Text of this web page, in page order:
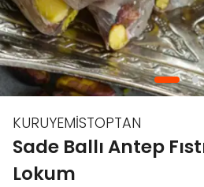
KURUYEMİSTOPTAN
Sade Ballı Antep
Lokum